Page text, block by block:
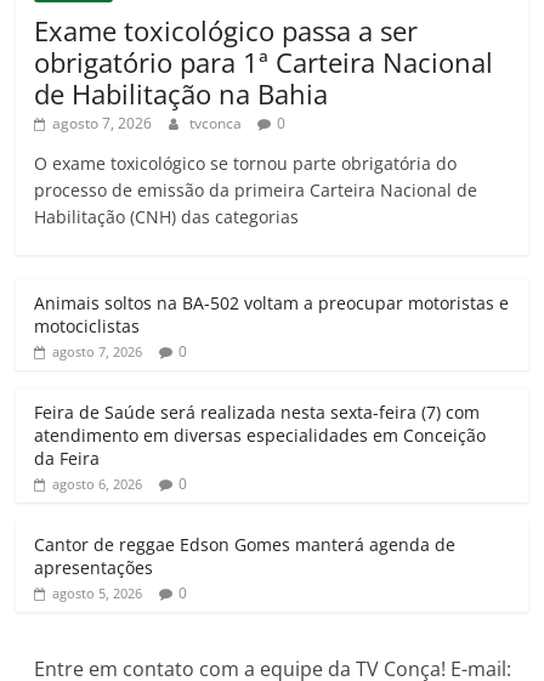
Exame toxicológico passa a ser
obrigatório para 1ª Carteira Nacional
de Habilitação na Bahia
agosto 7, 2026 tvconca 0
O exame toxicológico se tornou parte obrigatória do
processo de emissão da primeira Carteira Nacional de
Habilitação (CNH) das categorias
Animais soltos na BA-502 voltam a preocupar motoristas e
motociclistas
agosto 7, 2026 0
Feira de Saúde será realizada nesta sexta-feira (7) com
atendimento em diversas especialidades em Conceição
da Feira
agosto 6, 2026 0
Cantor de reggae Edson Gomes manterá agenda de
apresentações
agosto 5, 2026 0
Entre em contato com a equipe da TV Conça! E-mail: